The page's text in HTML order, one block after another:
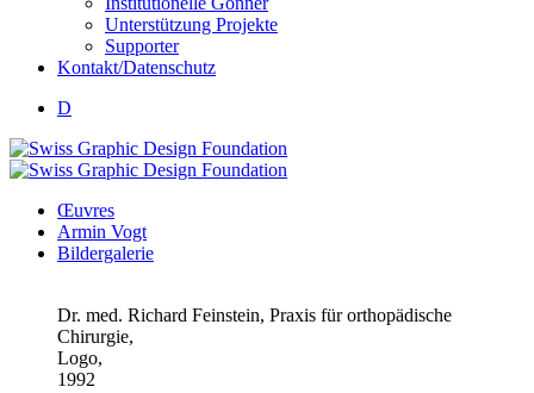
Unterstützung Projekte
Supporter
Kontakt/Datenschutz
D
Œuvres
Armin Vogt
Bildergalerie
Dr. med. Richard Feinstein, Praxis für orthopädische
Chirurgie,
Logo,
1992